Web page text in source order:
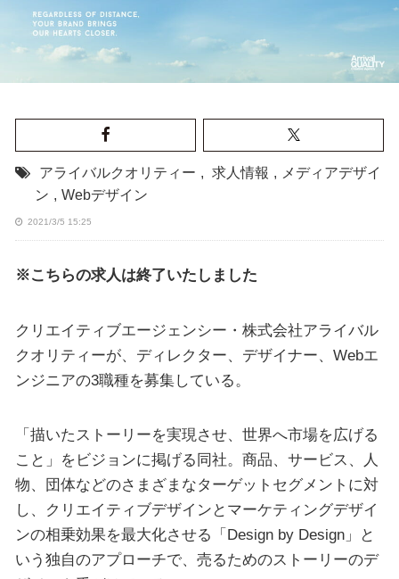
アライバルクオリティー , 求人情報 , メディアデザイ
ン , Webデザイン
2021/3/5 15:25
※こちらの求人は終了いたしました
クリエイティブエージェンシー・株式会社アライバル
クオリティーが、ディレクター、デザイナー、Webエ
ンジニアの3職種を募集している。
「描いたストーリーを実現させ、世界へ市場を広げる
こと」をビジョンに掲げる同社。商品、サービス、人
物、団体などのさまざまなターゲットセグメントに対
し、クリエイティブデザインとマーケティングデザイ
ンの相乗効果を最大化させる「Design by Design」と
いう独自のアプローチで、売るためのストーリーのデ